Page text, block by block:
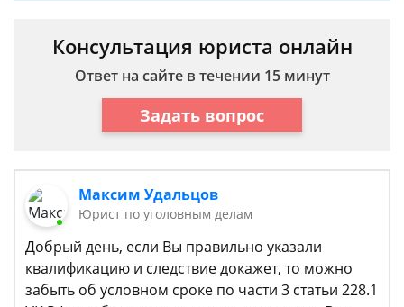
Консультация юриста онлайн
Ответ на сайте в течении 15 минут
Задать вопрос
Максим Удальцов
Юрист по уголовным делам
Добрый день, если Вы правильно указали
квалификацию и следствие докажет, то можно
забыть об условном сроке по части 3 статьи 228.1